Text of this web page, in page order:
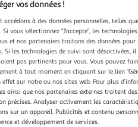
à
100
%
le
vos données !
à des données personnelles, telles
vous sélectionnez "J'accepte", les
et nos partenaires traitons des données pour
Si les technologies de suivi sont désactivées,
pas pertinents pour vous. Vous pouvez
à tout moment en cliquant sur le lien
sur notre ou nos sites web. Pour plus
ainsi que nos partenaires externes traitent
précises. Analyser activement les
sur un appareil. Publicités et contenu
et développement de services.